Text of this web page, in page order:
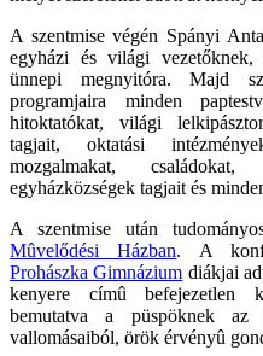
A szentmise végén Spányi
egyházi és világi
ünnepi megnyitóra. Majd
programjaira minden
hitoktatókat, világi
tagjait, oktatási
mozgalmakat,
egyházközségek tagjait és
A szentmise után
Mûvelődési Házban. A
Prohászka Gimnázium diákjai
kenyere címû befejezetlen
bemutatva a püspöknek az
vallomásaiból, örök érvényû